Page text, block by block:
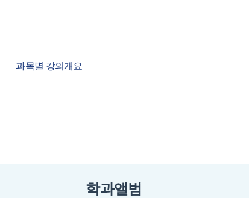
과목별 강의개요
학과앨범